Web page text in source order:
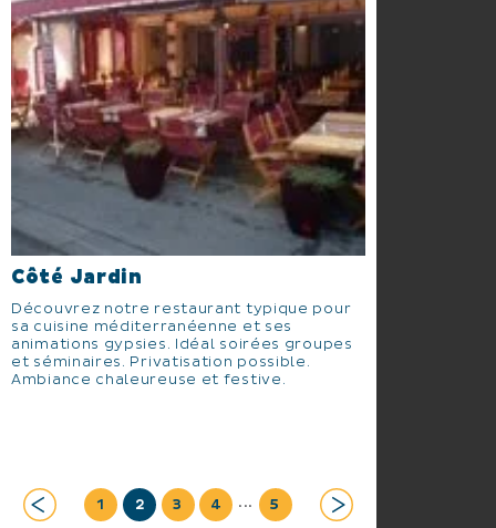
Côté Jardin
Découvrez notre restaurant typique pour
sa cuisine méditerranéenne et ses
animations gypsies. Idéal soirées groupes
et séminaires. Privatisation possible.
Ambiance chaleureuse et festive.
1 2 3 4 ... 5